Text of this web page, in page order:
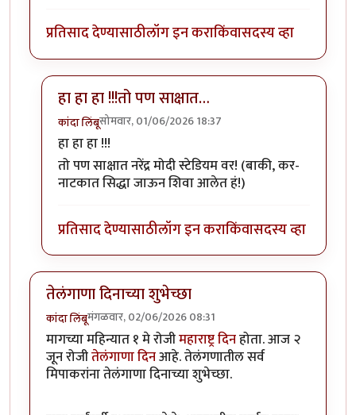
प्रतिसाद देण्यासाठीलॉग इन कराकिंवासदस्य व्हा
हा हा हा !!!तो पण साक्षात…
कांदा लिंबूसोमवार, 01/06/2026 18:37
In reply to
हा हा हा !!!
तो पण साक्षात नरेंद्र मोदी स्टेडियम वर! (बाकी, कर-
नाटकात सिद्धा जाऊन शिवा आलेत हं!)
प्रतिसाद देण्यासाठीलॉग इन कराकिंवासदस्य व्हा
तेलंगाणा दिनाच्या शुभेच्छा
कांदा लिंबूमंगळवार, 02/06/2026 08:31
मागच्या महिन्यात १ मे रोजीमहाराष्ट्र दिनहोता. आज २
जून रोजीतेलंगाणा दिनआहे. तेलंगणातील सर्व
मिपाकरांना तेलंगाणा दिनाच्या शुभेच्छा.